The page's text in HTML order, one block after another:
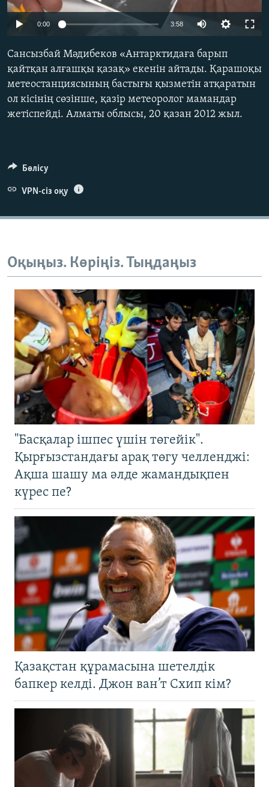
ЖАЗЫЛЫҢЫЗ
Басқа тілдерде
0:00 3:58
Сансызбай Мәдибеков «Антарктидаға барып
қайтқан алғашқы қазақ» екенін айтады. Қарашоқы
метеостанциясының бастығы қызметін атқаратын
ол кісінің сөзінше, қазір метеоролог мамандар
жетіспейді. Алматы облысы, 20 қазан 2012 жыл.
Бөлісу
VPN-сіз оқу
Оқыңыз. Көріңіз. Тыңдаңыз
"Басқалар ішпес үшін төгейік".
Қырғызстандағы арақ төгу челленджі:
Ақша шашу ма әлде жамандықпен
күрес пе?
Қазақстан құрамасына шетелдік
бапкер келді. Джон ван’т Схип кім?